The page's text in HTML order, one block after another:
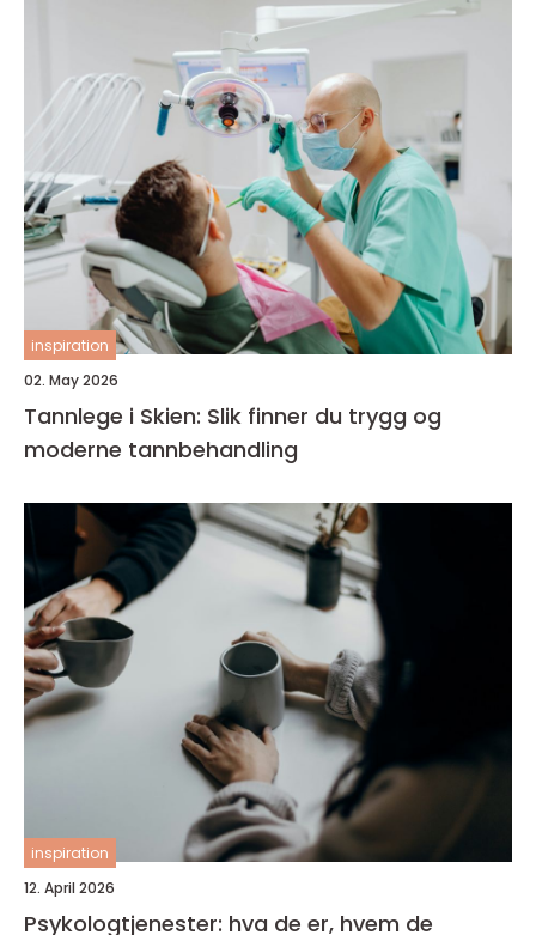
inspiration
02. May 2026
Tannlege i Skien: Slik finner du trygg og
moderne tannbehandling
inspiration
12. April 2026
Psykologtjenester: hva de er, hvem de